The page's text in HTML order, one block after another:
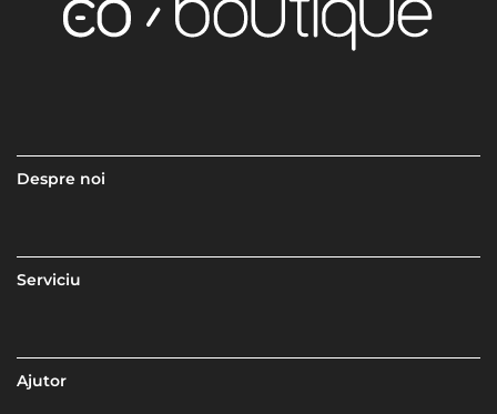
Despre noi
Serviciu
Ajutor